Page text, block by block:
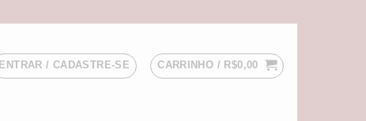
ENTRAR / CADASTRE-SE CARRINHO / R$0,00